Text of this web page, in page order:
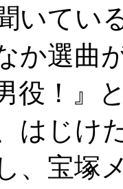
いてい
か選曲
役！』
はじけ
、宝塚